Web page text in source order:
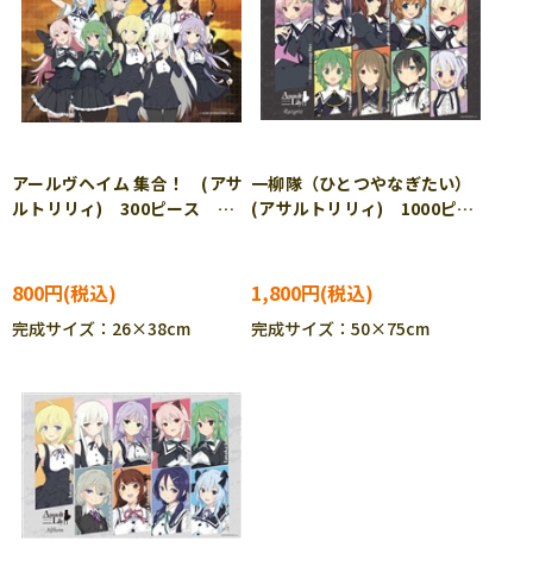
アールヴヘイム 集合！ (アサ
ルトリリィ) 300ピース ジ
800円
完成サイズ：26×38cm
一柳隊（ひとつやなぎたい）
(アサルトリリィ) 1000ピー
1,800円
完成サイズ：50×75cm